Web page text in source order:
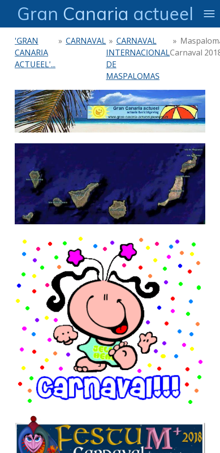
direct
hoofdinhoud
Gran Canaria actueel
'GRAN
CANARIA
ACTUEEL'...
» CARNAVAL » CARNAVAL
INTERNACIONAL
DE
MASPALOMAS
»
Carnaval